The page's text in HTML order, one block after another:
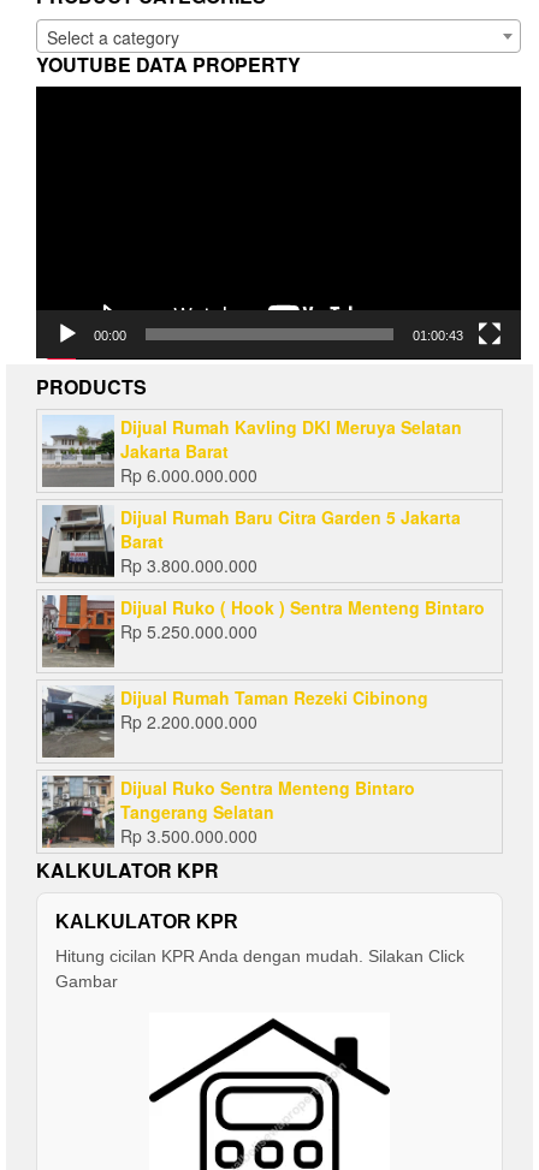
Select a category
YOUTUBE DATA PROPERTY
00:00 01:00:43
PRODUCTS
Dijual Rumah Kavling DKI Meruya Selatan
Jakarta Barat
Rp 6.000.000.000
Dijual Rumah Baru Citra Garden 5 Jakarta
Barat
Rp 3.800.000.000
Dijual Ruko ( Hook ) Sentra Menteng Bintaro
Rp 5.250.000.000
Dijual Rumah Taman Rezeki Cibinong
Rp 2.200.000.000
Dijual Ruko Sentra Menteng Bintaro
Tangerang Selatan
Rp 3.500.000.000
KALKULATOR KPR
KALKULATOR KPR
Hitung cicilan KPR Anda dengan mudah. Silakan Click
Gambar